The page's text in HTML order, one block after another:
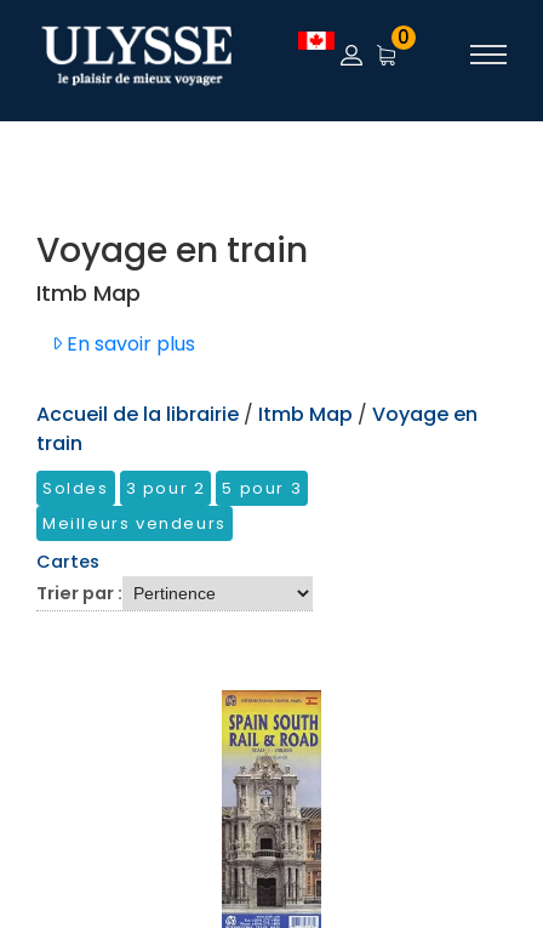
TEST 0
Voyage en train
Itmb Map
En savoir plus
Accueil de la librairie / Itmb Map / Voyage en
train
Soldes 3 pour 2
5 pour 3
Meilleurs vendeurs
Cartes
Trier par :